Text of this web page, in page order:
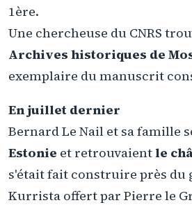
1ère.
Une chercheuse du CNRS
Archives historiques de
exemplaire du manuscrit
En juillet dernier
Bernard Le Nail et sa famille
Estonie et retrouvaientle
s'était fait construire près du
Kurrista offert par Pierre le